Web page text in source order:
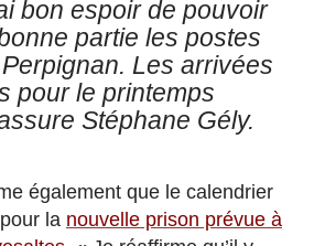
bon espoir de pouvoir
partie les postes
Les arrivées
pour le printemps
Stéphane Gély.
également que le calendrier
la nouvelle prison prévue à